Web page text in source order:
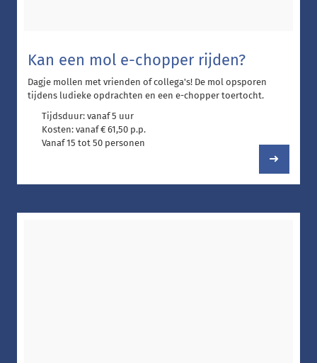
Kan een mol e-chopper rijden?
Dagje mollen met vrienden of collega's! De mol opsporen
tijdens ludieke opdrachten en een e-chopper toertocht.
Tijdsduur: vanaf 5 uur
Kosten: vanaf € 61,50 p.p.
Vanaf 15 tot 50 personen